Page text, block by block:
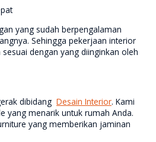
yang sudah berpengalaman
Sehingga pekerjaan interior
dengan yang diinginkan oleh
dibidang Desain Interior. Kami
yang menarik untuk rumah Anda.
yang memberikan jaminan